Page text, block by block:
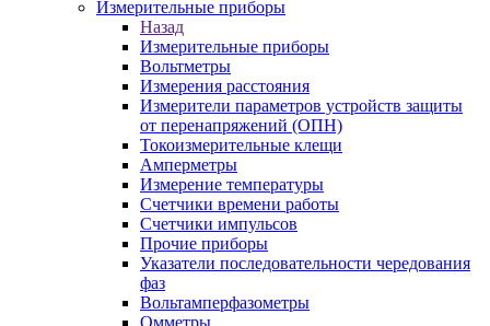
Измерительные приборы
Назад
Измерительные приборы
Вольтметры
Измерения расстояния
Измерители параметров устройств защиты
от перенапряжений (ОПН)
Токоизмерительные клещи
Амперметры
Измерение температуры
Счетчики времени работы
Счетчики импульсов
Прочие приборы
Указатели последовательности чередования
фаз
Вольтамперфазометры
Омметры